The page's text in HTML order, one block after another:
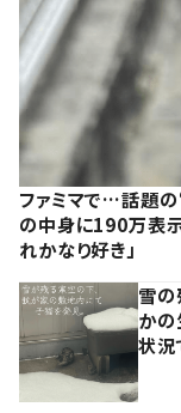
ファミマで…話題
の中身に190万表示
れかなり好き」
雪の
か
状況